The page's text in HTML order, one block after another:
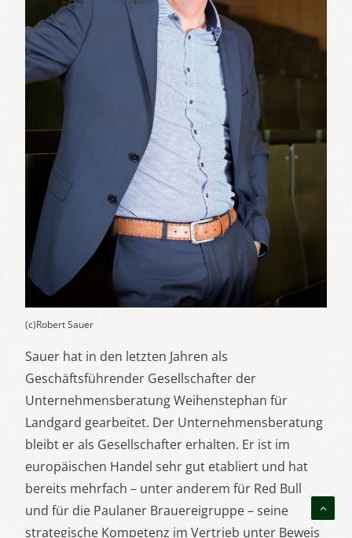
(c)Robert Sauer
Sauer hat in den letzten Jahren als
Geschäftsführender Gesellschafter der
Unternehmensberatung Weihenstephan für
Landgard gearbeitet. Der Unternehmensberatung
bleibt er als Gesellschafter erhalten. Er ist im
europäischen Handel sehr gut etabliert und hat
bereits mehrfach – unter anderem für Red Bull
und für die Paulaner Brauereigruppe – seine
strategische Kompetenz im Vertrieb unter Beweis